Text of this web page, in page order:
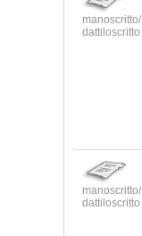
manoscritto/
dattiloscritto
manoscritto/
dattiloscritto